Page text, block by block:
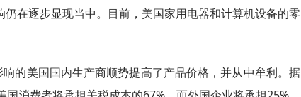
在逐步显现当中。目前，美国家用电器和计算机设备的零
的美国国内生产商顺势提高了产品价格，并从中牟利。据